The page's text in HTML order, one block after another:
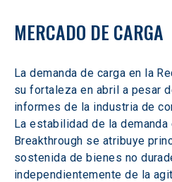
MERCADO DE CARGA
La demanda de carga en la
su fortaleza en abril a pesar
informes de la industria de
La estabilidad de la demanda
Breakthrough se atribuye
sostenida de bienes no
independientemente de la